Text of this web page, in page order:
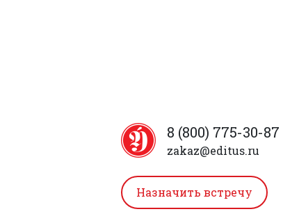
8 (800) 775-30-87
zakaz@editus.ru
Назначить встречу